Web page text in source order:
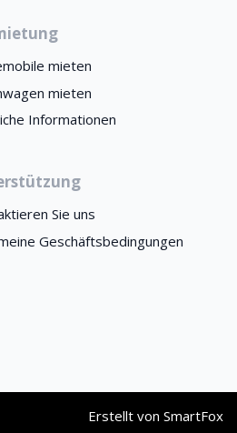
mieten
mieten
Informationen
Sie uns
Geschäftsbedingungen
Erstellt von SmartFox